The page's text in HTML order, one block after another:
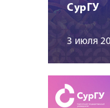
СурГУ
3 июля